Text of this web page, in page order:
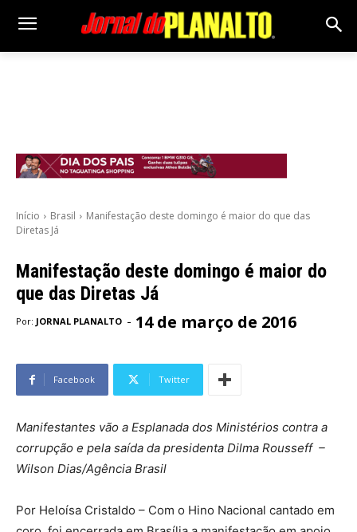
Início Brasil
Manifestação deste domingo é maior do que das
Diretas Já
Manifestação deste domingo é maior do
que das Diretas Já
Por: JORNAL PLANALTO - 14 de março de 2016
Facebook Twitter
Manifestantes vão a Esplanada dos Ministérios contra a
corrupção e pela saída da presidenta Dilma Rousseff –
Wilson Dias/Agência Brasil
Por Heloísa Cristaldo – Com o Hino Nacional cantado em